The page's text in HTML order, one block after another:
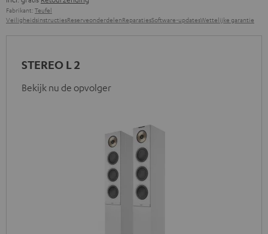
Fabrikant: Teufel
VeiligheidsinstructiesReserveonderdelenReparatiesSoftware-updatesWettelijke garantie
STEREO L 2
Bekijk nu de opvolger